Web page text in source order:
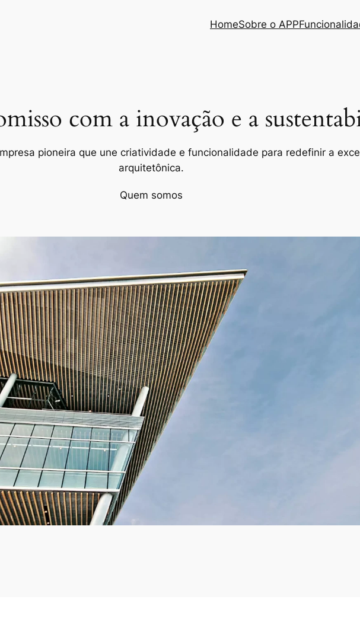
HomeSobre o APP
com a inovação e a
pioneira que une criatividade e funcionalidade para redefinir a
arquitetônica.
Quem somos